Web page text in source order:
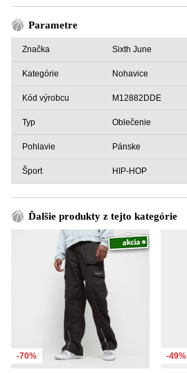
Parametre
Značka Sixth June
Kategórie Nohavice
Kód výrobcu M12882DDE
Typ Oblečenie
Pohlavie Pánske
Šport HIP-HOP
Ďalšie produkty z tejto kategórie
-70% -49%